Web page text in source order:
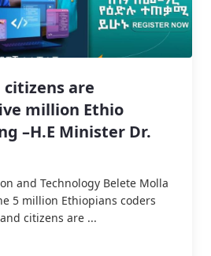
citizens are
million Ethio
–H.E Minister Dr.
and Technology Belete Molla
5 million Ethiopians coders
citizens are ...